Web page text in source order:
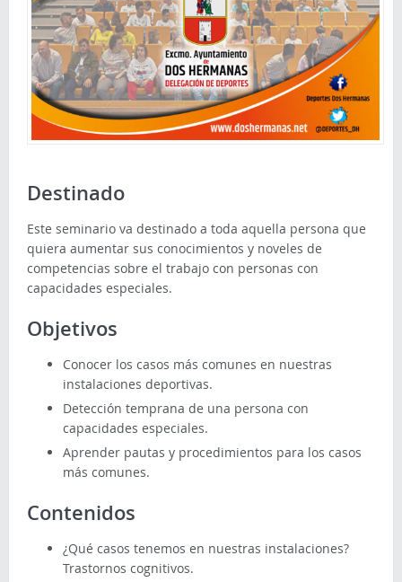
Destinado
Este seminario va destinado a toda aquella persona que
quiera aumentar sus conocimientos y noveles de
competencias sobre el trabajo con personas con
capacidades especiales.
Objetivos
Conocer los casos más comunes en nuestras
instalaciones deportivas.
Detección temprana de una persona con
capacidades especiales.
Aprender pautas y procedimientos para los casos
más comunes.
Contenidos
¿Qué casos tenemos en nuestras instalaciones?
Trastornos cognitivos.